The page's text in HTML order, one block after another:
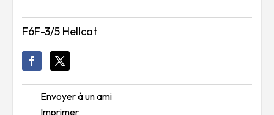
F6F-3/5 Hellcat
Envoyer à un ami
Imprimer